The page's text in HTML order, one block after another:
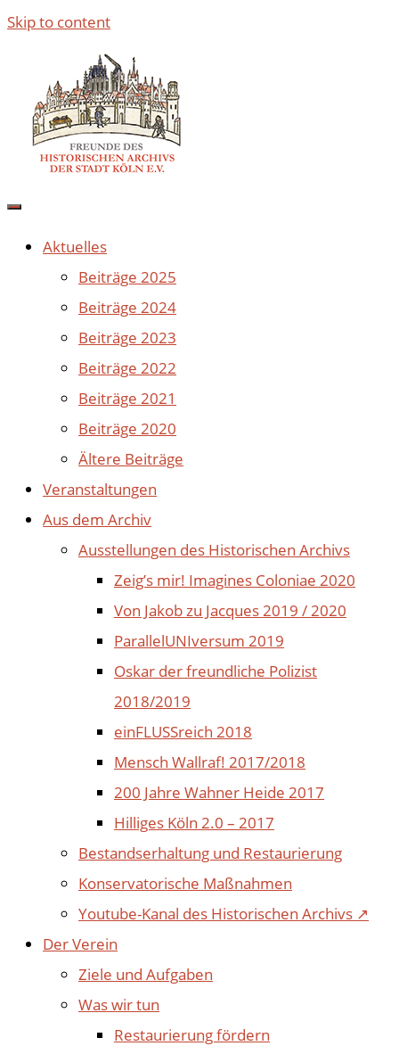
Skip to content
Aktuelles
Beiträge 2025
Beiträge 2024
Beiträge 2023
Beiträge 2022
Beiträge 2021
Beiträge 2020
Ältere Beiträge
Veranstaltungen
Aus dem Archiv
Ausstellungen des Historischen Archivs
Zeig’s mir! Imagines Coloniae 2020
Von Jakob zu Jacques 2019 / 2020
ParallelUNIversum 2019
Oskar der freundliche Polizist
2018/2019
einFLUSSreich 2018
Mensch Wallraf! 2017/2018
200 Jahre Wahner Heide 2017
Hilliges Köln 2.0 – 2017
Bestandserhaltung und Restaurierung
Konservatorische Maßnahmen
Youtube-Kanal des Historischen Archivs ↗
Der Verein
Ziele und Aufgaben
Was wir tun
Restaurierung fördern